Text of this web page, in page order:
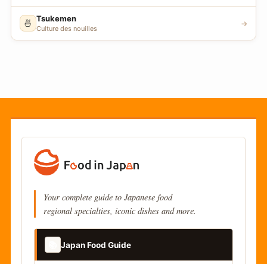
🍜 Tsukemen
Culture des nouilles
→
Your complete guide to Japanese food
regional specialties, iconic dishes and more.
Japan Food Guide